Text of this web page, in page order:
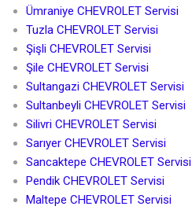
Ümraniye CHEVROLET Servisi
Tuzla CHEVROLET Servisi
Şişli CHEVROLET Servisi
Şile CHEVROLET Servisi
Sultangazi CHEVROLET Servisi
Sultanbeyli CHEVROLET Servisi
Silivri CHEVROLET Servisi
Sarıyer CHEVROLET Servisi
Sancaktepe CHEVROLET Servisi
Pendik CHEVROLET Servisi
Maltepe CHEVROLET Servisi